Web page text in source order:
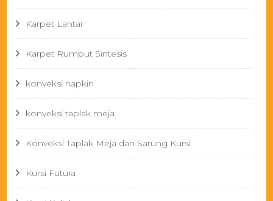
Karpet Lantai
Karpet Rumput Sintesis
konveksi napkin
konveksi taplak meja
Konveksi Taplak Meja dan Sarung Kursi
Kursi Futura